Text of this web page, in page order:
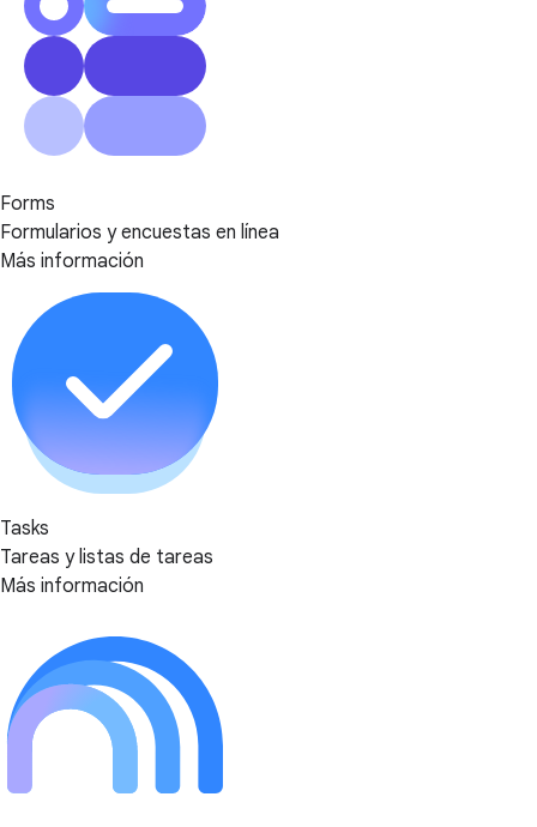
Forms
Formularios y encuestas en línea
Más información
Tasks
Tareas y listas de tareas
Más información